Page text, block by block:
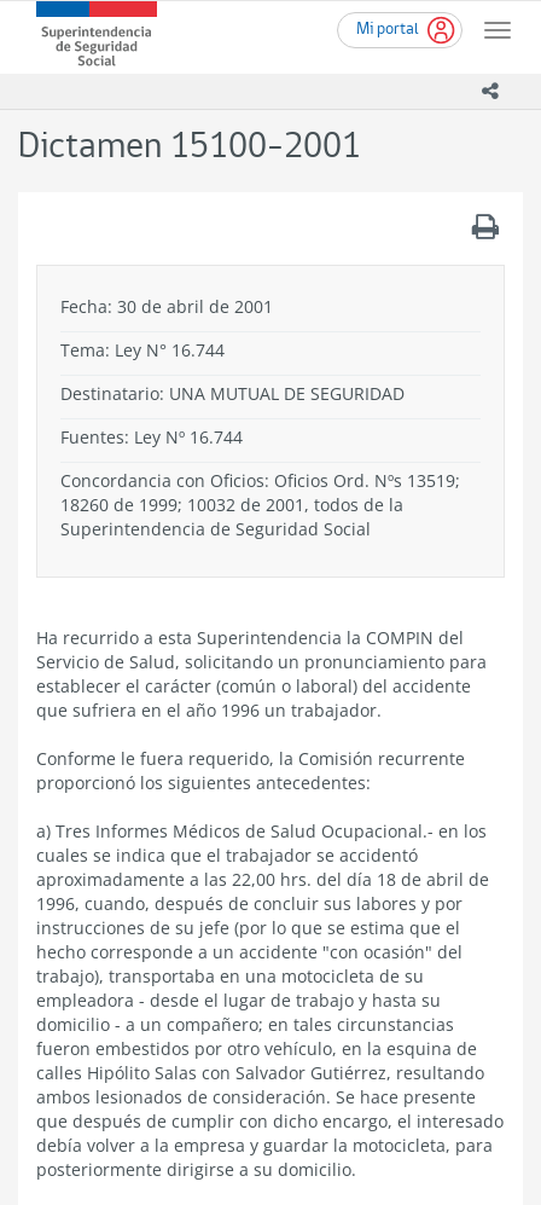
contenido
Mi portal
Toggle
Superintendencia
de
-
Dictamen 15100-2001
Fecha: 30 de abril de 2001
Tema: Ley N° 16.744
Destinatario: UNA MUTUAL DE SEGURIDAD
Fuentes: Ley Nº 16.744
Concordancia con Oficios: Oficios Ord. Nºs 13519;
18260 de 1999; 10032 de 2001, todos de la
Superintendencia de Seguridad Social
Ha recurrido a esta Superintendencia la COMPIN del
Servicio de Salud, solicitando un pronunciamiento para
establecer el carácter (común o laboral) del accidente
que sufriera en el año 1996 un trabajador.
Conforme le fuera requerido, la Comisión recurrente
proporcionó los siguientes antecedentes:
a) Tres Informes Médicos de Salud Ocupacional.- en los
cuales se indica que el trabajador se accidentó
aproximadamente a las 22,00 hrs. del día 18 de abril de
1996, cuando, después de concluir sus labores y por
instrucciones de su jefe (por lo que se estima que el
hecho corresponde a un accidente "con ocasión" del
trabajo), transportaba en una motocicleta de su
empleadora - desde el lugar de trabajo y hasta su
domicilio - a un compañero; en tales circunstancias
fueron embestidos por otro vehículo, en la esquina de
calles Hipólito Salas con Salvador Gutiérrez, resultando
ambos lesionados de consideración. Se hace presente
que después de cumplir con dicho encargo, el interesado
debía volver a la empresa y guardar la motocicleta, para
posteriormente dirigirse a su domicilio.